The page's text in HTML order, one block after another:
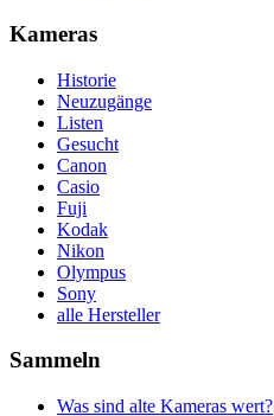
Kameras
Historie
Neuzugänge
Listen
Gesucht
Canon
Casio
Fuji
Kodak
Nikon
Olympus
Sony
alle Hersteller
Sammeln
Was sind alte Kameras wert?